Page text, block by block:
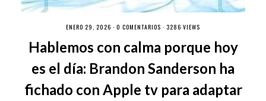
ENERO 29, 2026 · 0 COMENTARIOS · 3286 VIEWS
Hablemos con calma porque hoy
es el día: Brandon Sanderson ha
fichado con Apple tv para adaptar